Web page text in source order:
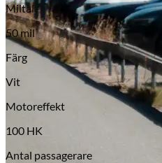
Serviceverkstad
Miltal
50 mil
Färg
Vit
Motoreffekt
100 HK
Antal passagerare